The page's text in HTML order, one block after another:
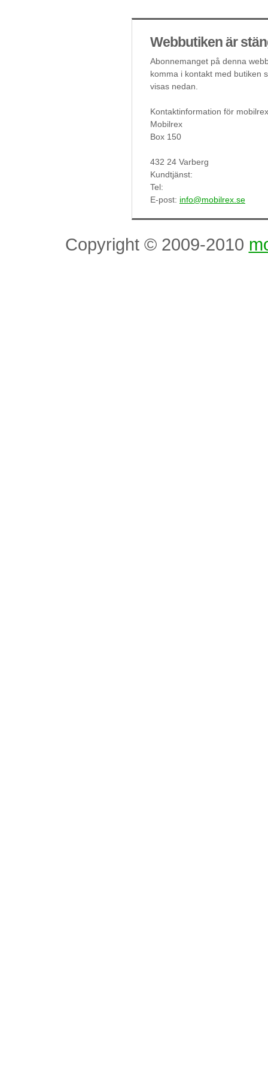
Webbutiken är
Abonnemanget på denna
komma i kontakt med butiken
visas nedan.
Kontaktinformation för mobilrex
Mobilrex
Box 150
432 24 Varberg
Kundtjänst:
Tel:
E-post: info@mobilrex.se
Copyright © 2009-2010